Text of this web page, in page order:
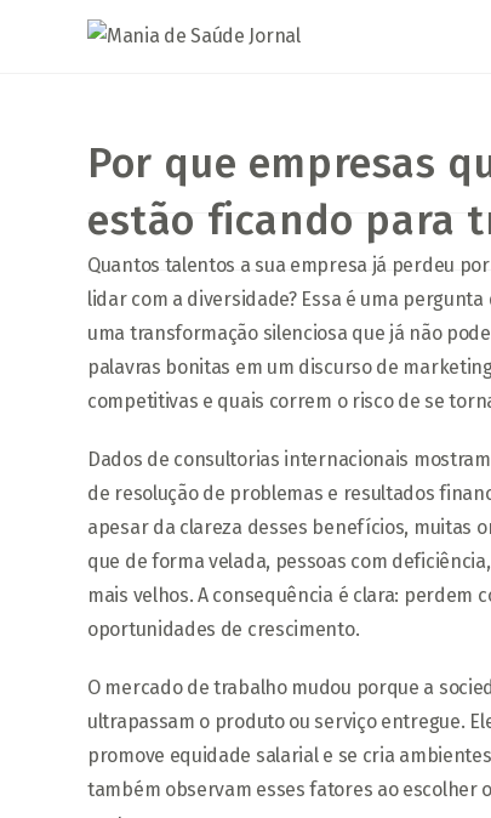
Por que empresas
estão ficando para
Quantos talentos a sua empresa já perdeu
lidar com a diversidade? Essa é uma
uma transformação silenciosa que já não
palavras bonitas em um discurso de
competitivas e quais correm o risco de se
Dados de consultorias internacionais
de resolução de problemas e resultados
apesar da clareza desses benefícios, muitas
que de forma velada, pessoas com
mais velhos. A consequência é clara:
oportunidades de crescimento.
O mercado de trabalho mudou porque a
ultrapassam o produto ou serviço entregue.
promove equidade salarial e se cria
também observam esses fatores ao escolher